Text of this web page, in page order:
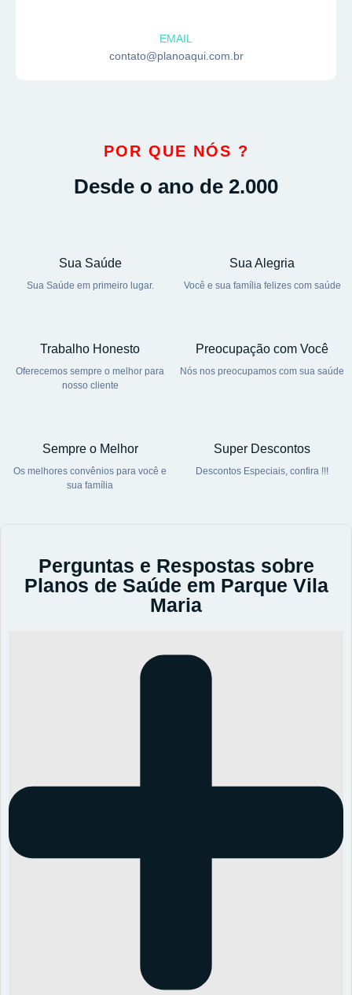
EMAIL
contato@planoaqui.com.br
POR QUE NÓS ?
Desde o ano de 2.000
Sua Saúde
Sua Saúde em primeiro lugar.
Sua Alegria
Você e sua família felizes com saúde
Trabalho Honesto
Oferecemos sempre o melhor para
nosso cliente
Preocupação com Você
Nós nos preocupamos com sua saúde
Sempre o Melhor
Os melhores convênios para você e
sua família
Super Descontos
Descontos Especiais, confira !!!
Perguntas e Respostas sobre
Planos de Saúde em Parque Vila
Maria